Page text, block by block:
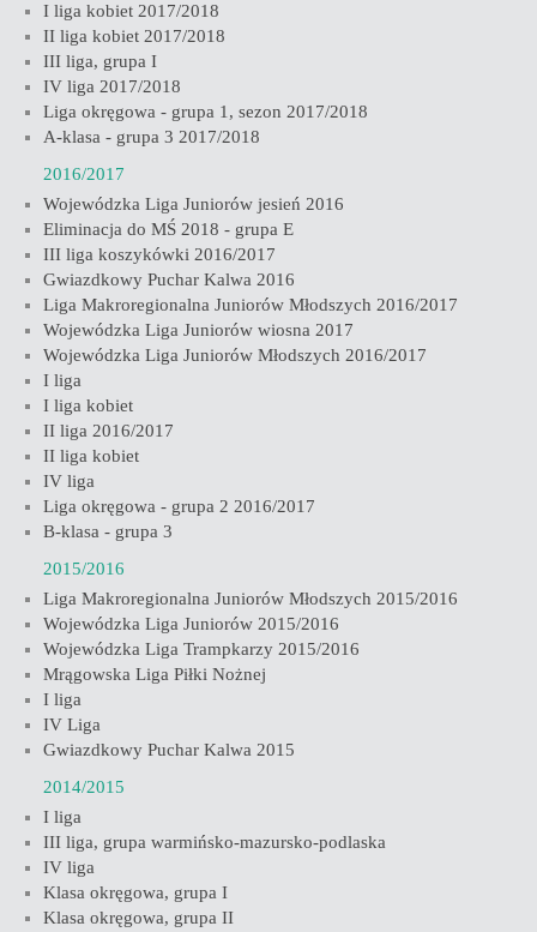
I liga kobiet 2017/2018
II liga kobiet 2017/2018
III liga, grupa I
IV liga 2017/2018
Liga okręgowa - grupa 1, sezon 2017/2018
A-klasa - grupa 3 2017/2018
2016/2017
Wojewódzka Liga Juniorów jesień 2016
Eliminacja do MŚ 2018 - grupa E
III liga koszykówki 2016/2017
Gwiazdkowy Puchar Kalwa 2016
Liga Makroregionalna Juniorów Młodszych 2016/2017
Wojewódzka Liga Juniorów wiosna 2017
Wojewódzka Liga Juniorów Młodszych 2016/2017
I liga
I liga kobiet
II liga 2016/2017
II liga kobiet
IV liga
Liga okręgowa - grupa 2 2016/2017
B-klasa - grupa 3
2015/2016
Liga Makroregionalna Juniorów Młodszych 2015/2016
Wojewódzka Liga Juniorów 2015/2016
Wojewódzka Liga Trampkarzy 2015/2016
Mrągowska Liga Piłki Nożnej
I liga
IV Liga
Gwiazdkowy Puchar Kalwa 2015
2014/2015
I liga
III liga, grupa warmińsko-mazursko-podlaska
IV liga
Klasa okręgowa, grupa I
Klasa okręgowa, grupa II